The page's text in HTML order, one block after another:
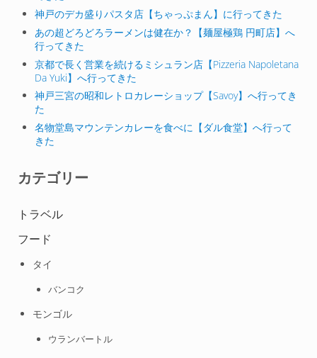
神戸のデカ盛りパスタ店【ちゃっぷまん】に行ってきた
あの超どろどろラーメンは健在か？【麺屋極鶏 円町店】へ
行ってきた
京都で長く営業を続けるミシュラン店【Pizzeria Napoletana
Da Yuki】へ行ってきた
神戸三宮の昭和レトロカレーショップ【Savoy】へ行ってき
た
名物堂島マウンテンカレーを食べに【ダル食堂】へ行って
きた
カテゴリー
トラベル
フード
タイ
バンコク
モンゴル
ウランバートル